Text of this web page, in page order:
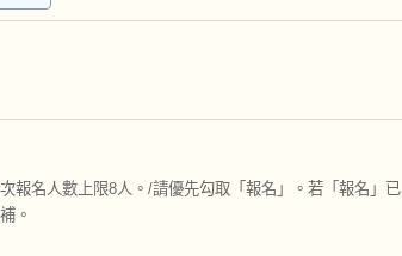
報名人數上限8人。/請優先勾取「報名」。若「報名」已
。